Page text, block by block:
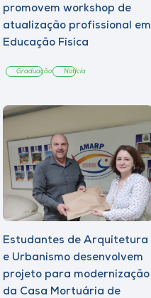
promovem workshop de
atualização profissional em
Educação Física
Graduação Notícia
Estudantes de Arquitetura
e Urbanismo desenvolvem
projeto para modernização
da Casa Mortuária de